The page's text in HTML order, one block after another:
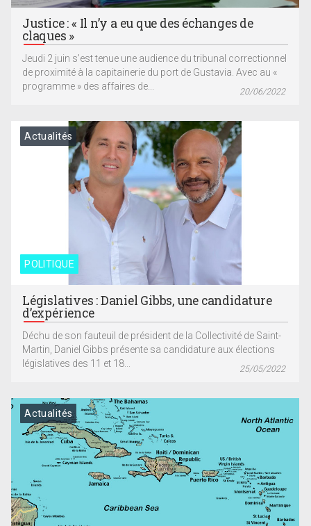
Justice : « Il n’y a eu que des échanges de
claques »
Jeudi 2 juin s’est tenue une audience du tribunal correctionnel
de proximité à la capitainerie du port de Gustavia. Avec au «
programme » des affaires de...
20/06/2022
POLITIQUE
Actualités
Législatives : Daniel Gibbs, une candidature
d’expérience
Déchu de son fauteuil de président de la Collectivité de Saint-
Martin, Daniel Gibbs présente sa candidature aux élections
législatives des 11 et 18...
25/05/2022
Actualités